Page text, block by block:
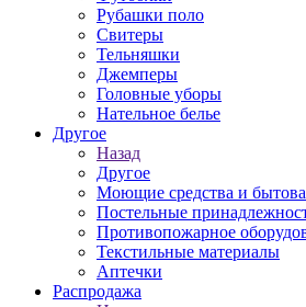
Рубашки поло
Свитеры
Тельняшки
Джемперы
Головные уборы
Нательное белье
Другое
Назад
Другое
Моющие средства и
Постельные
Противопожарное
Текстильные материалы
Аптечки
Распродажа